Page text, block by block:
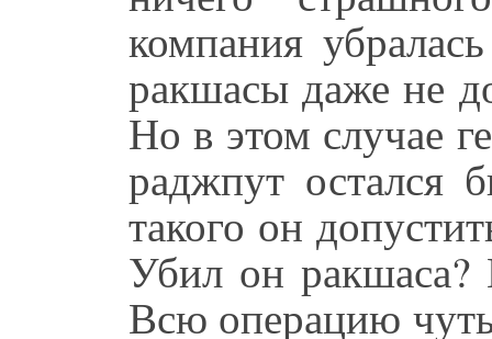
компания
ракшасы даже не
Но в этом случае
раджпут остался
такого он
Убил он ракшаса?
Всю операцию